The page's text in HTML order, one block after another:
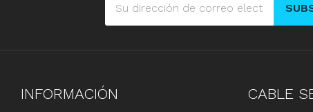
INFORMACIÓN CABLE